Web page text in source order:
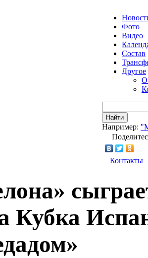
Фото
Видео
Состав
Другое
О
Найти
Например:
Контакты
Кубка